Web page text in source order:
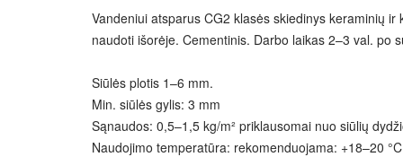
Vandeniui atsparus CG2 klasės skiedinys keraminių
naudoti išorėje. Cementinis. Darbo laikas 2–3 val. po
Siūlės plotis 1–6 mm.
Min. siūlės gylis: 3 mm
Sąnaudos: 0,5–1,5 kg/m² priklausomai nuo siūlių
Naudojimo temperatūra: rekomenduojama: +18–20